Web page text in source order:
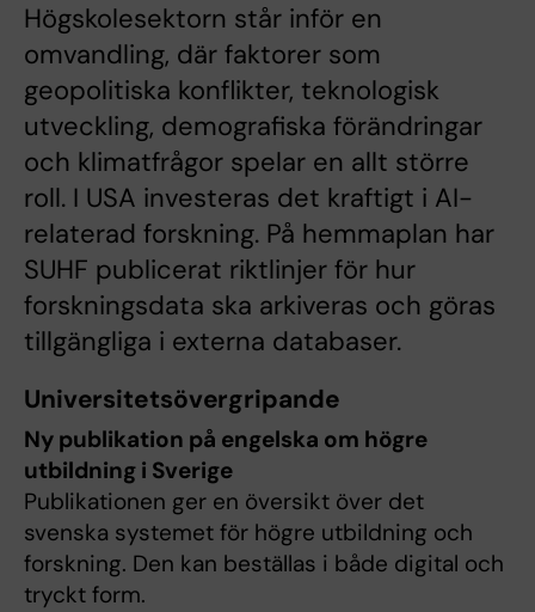
Högskolesektorn står inför en
omvandling, där faktorer som
geopolitiska konflikter, teknologisk
utveckling, demografiska förändringar
och klimatfrågor spelar en allt större
roll. I USA investeras det kraftigt i AI-
relaterad forskning. På hemmaplan har
SUHF publicerat riktlinjer för hur
forskningsdata ska arkiveras och göras
tillgängliga i externa databaser.
Universitetsövergripande
Ny publikation på engelska om högre
utbildning i Sverige
Publikationen ger en översikt över det
svenska systemet för högre utbildning och
forskning. Den kan beställas i både digital och
tryckt form.